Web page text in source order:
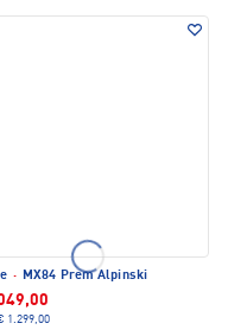
SET ERHÄLTLICH
· MX84 Prem Alpinski
1.299,00